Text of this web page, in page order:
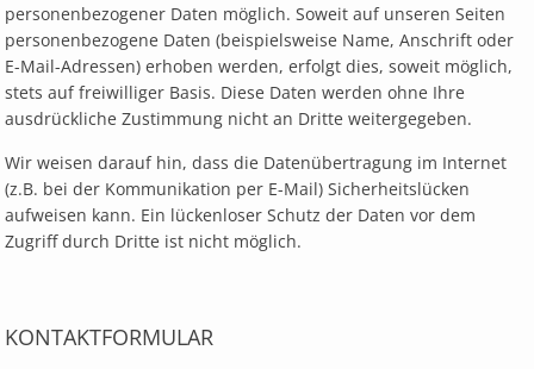
personenbezogener Daten möglich. Soweit auf unseren Seiten
personenbezogene Daten (beispielsweise Name, Anschrift oder
E-Mail-Adressen) erhoben werden, erfolgt dies, soweit möglich,
stets auf freiwilliger Basis. Diese Daten werden ohne Ihre
ausdrückliche Zustimmung nicht an Dritte weitergegeben.
Wir weisen darauf hin, dass die Datenübertragung im Internet
(z.B. bei der Kommunikation per E-Mail) Sicherheitslücken
aufweisen kann. Ein lückenloser Schutz der Daten vor dem
Zugriff durch Dritte ist nicht möglich.
KONTAKTFORMULAR